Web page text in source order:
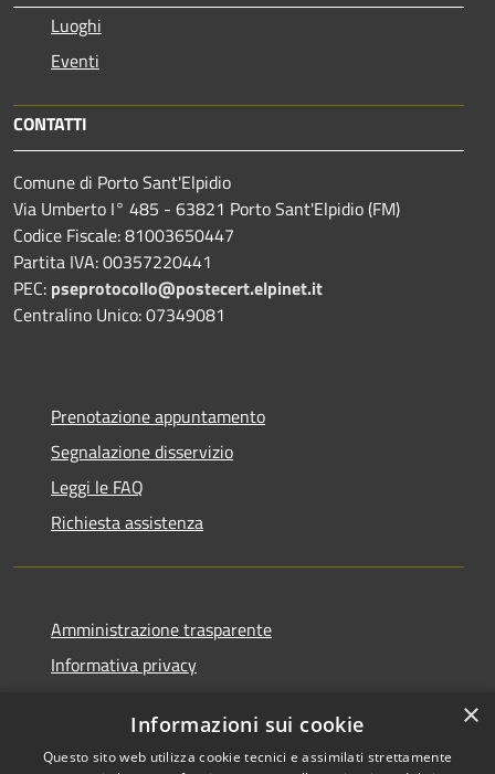
Luoghi
Eventi
CONTATTI
Comune di Porto Sant'Elpidio
Via Umberto I° 485 - 63821 Porto Sant'Elpidio (FM)
Codice Fiscale: 81003650447
Partita IVA: 00357220441
PEC: pseprotocollo@postecert.elpinet.it
Centralino Unico: 07349081
Prenotazione appuntamento
Segnalazione disservizio
Leggi le FAQ
Richiesta assistenza
Amministrazione trasparente
Informativa privacy
Dichiarazione di accessibilità
×
Informazioni sui cookie
Questo sito web utilizza cookie tecnici e assimilati strettamente